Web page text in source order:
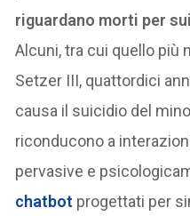
riguardano morti per
Alcuni, tra cui quello più
Setzer III, quattordici
causa il suicidio del
riconducono a
pervasive e
chatbot progettati per